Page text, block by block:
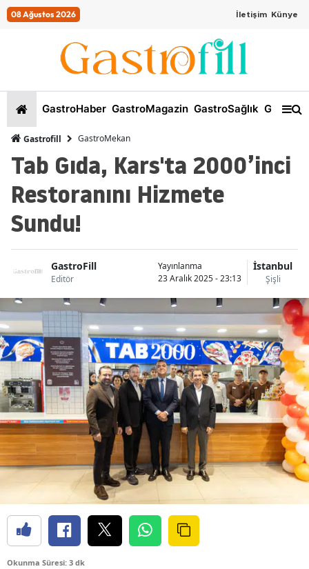
08 Ağustos 2026 İletişim Künye
GastroHaber GastroMagazin GastroSağlık
Gastrofill GastroMekan
Tab Gıda, Kars'ta 2000’inci
Restoranını Hizmete
Sundu!
GastroFill
Editör
Yayınlanma
23 Aralık 2025 - 23:13
İstanbul
Şişli
Okunma Süresi: 3 dk